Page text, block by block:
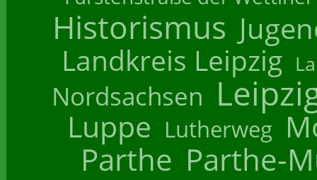
Historismus
Landkreis Leipzig
Nordsachsen
Luppe Lutherweg
Parthe Parthe-